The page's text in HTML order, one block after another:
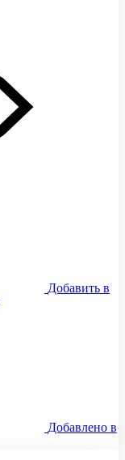
Добавить в
Добавлено в